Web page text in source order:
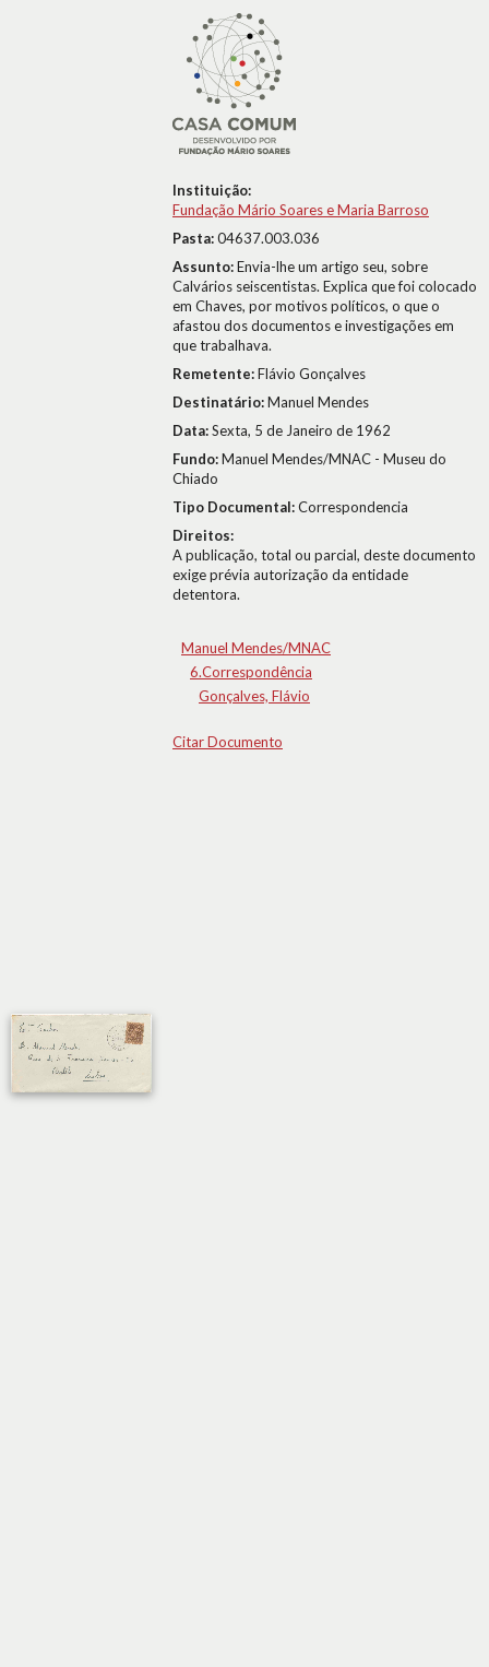
Instituição:
Fundação Mário Soares e Maria Barroso
Pasta:04637.003.036
Assunto:Envia-lhe um artigo seu, sobre
Calvários seiscentistas. Explica que foi colocado
em Chaves, por motivos políticos, o que o
afastou dos documentos e investigações em
que trabalhava.
Remetente:Flávio Gonçalves
Destinatário:Manuel Mendes
Data:Sexta, 5 de Janeiro de 1962
Fundo:Manuel Mendes/MNAC - Museu do
Chiado
Tipo Documental:Correspondencia
Direitos:
A publicação, total ou parcial, deste documento
exige prévia autorização da entidade
detentora.
Manuel Mendes/MNAC
6.Correspondência
Gonçalves, Flávio
Citar Documento